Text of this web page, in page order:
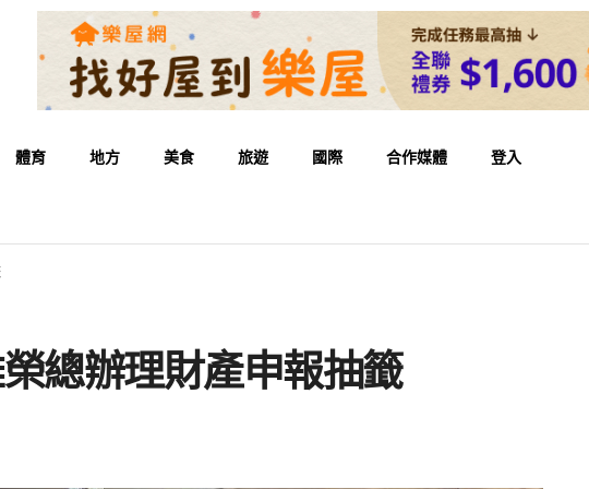
體育 地方 美食 旅遊 國際 合作媒體 登入
總辦理財產申報抽籤